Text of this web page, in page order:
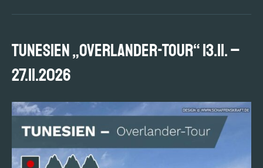
TUNESIEN „Overlander-Tour“ 13.11. –
27.11.2026